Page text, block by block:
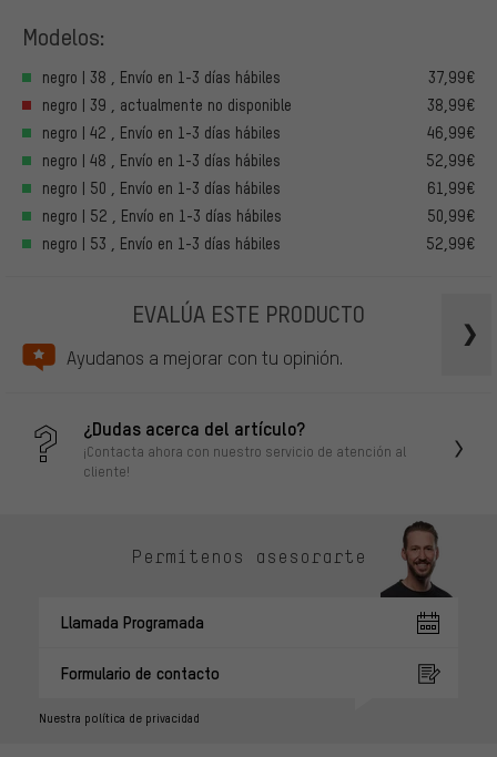
Modelos:
negro | 38 , Envío en 1-3 días hábiles
37,99€
negro | 39 , actualmente no disponible
38,99€
negro | 42 , Envío en 1-3 días hábiles
46,99€
negro | 48 , Envío en 1-3 días hábiles
52,99€
negro | 50 , Envío en 1-3 días hábiles
61,99€
negro | 52 , Envío en 1-3 días hábiles
50,99€
negro | 53 , Envío en 1-3 días hábiles
52,99€
EVALÚA ESTE PRODUCTO
Ayudanos a mejorar con tu opinión.
¿Dudas acerca del artículo?
¡Contacta ahora con nuestro servicio de atención al
cliente!
Permítenos asesorarte
Llamada Programada
Formulario de contacto
Nuestra política de privacidad